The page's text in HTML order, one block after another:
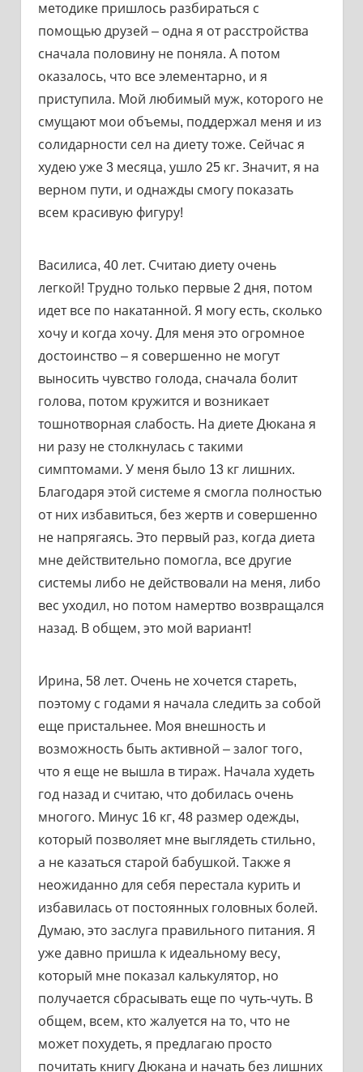
методике пришлось разбираться с
помощью друзей – одна я от расстройства
сначала половину не поняла. А потом
оказалось, что все элементарно, и я
приступила. Мой любимый муж, которого не
смущают мои объемы, поддержал меня и из
солидарности сел на диету тоже. Сейчас я
худею уже 3 месяца, ушло 25 кг. Значит, я на
верном пути, и однажды смогу показать
всем красивую фигуру!
Василиса, 40 лет. Считаю диету очень
легкой! Трудно только первые 2 дня, потом
идет все по накатанной. Я могу есть, сколько
хочу и когда хочу. Для меня это огромное
достоинство – я совершенно не могут
выносить чувство голода, сначала болит
голова, потом кружится и возникает
тошнотворная слабость. На диете Дюкана я
ни разу не столкнулась с такими
симптомами. У меня было 13 кг лишних.
Благодаря этой системе я смогла полностью
от них избавиться, без жертв и совершенно
не напрягаясь. Это первый раз, когда диета
мне действительно помогла, все другие
системы либо не действовали на меня, либо
вес уходил, но потом намертво возвращался
назад. В общем, это мой вариант!
Ирина, 58 лет. Очень не хочется стареть,
поэтому с годами я начала следить за собой
еще пристальнее. Моя внешность и
возможность быть активной – залог того,
что я еще не вышла в тираж. Начала худеть
год назад и считаю, что добилась очень
многого. Минус 16 кг, 48 размер одежды,
который позволяет мне выглядеть стильно,
а не казаться старой бабушкой. Также я
неожиданно для себя перестала курить и
избавилась от постоянных головных болей.
Думаю, это заслуга правильного питания. Я
уже давно пришла к идеальному весу,
который мне показал калькулятор, но
получается сбрасывать еще по чуть-чуть. В
общем, всем, кто жалуется на то, что не
может похудеть, я предлагаю просто
почитать книгу Дюкана и начать без лишних